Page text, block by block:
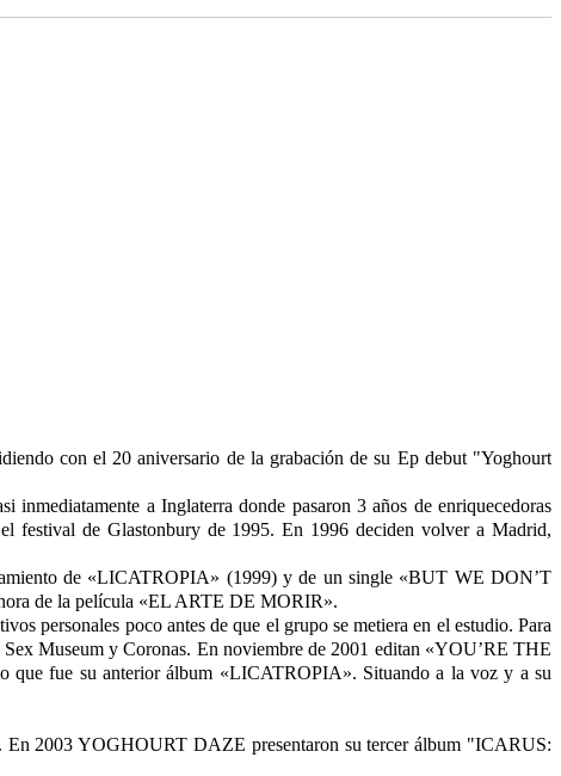
con el 20 aniversario de la grabación de su Ep debut "Yoghourt
a Inglaterra donde pasaron 3 años de enriquecedoras
festival de Glastonbury de 1995. En 1996 deciden volver a Madrid,
de «LICATROPIA» (1999) y de un single «BUT WE DON’T
de la película «EL ARTE DE MORIR».
personales poco antes de que el grupo se metiera en el estudio. Para
Museum y Coronas. En noviembre de 2001 editan «YOU’RE THE
fue su anterior álbum «LICATROPIA». Situando a la voz y a su
En 2003 YOGHOURT DAZE presentaron su tercer álbum "ICARUS: